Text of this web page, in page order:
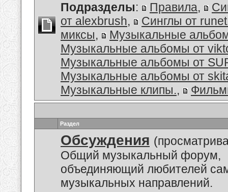
Подразделы: Правила,
от alexbrush,
Синглы от
миксы,
Музыкальные
Музыкальные альбомы от
Музыкальные альбомы от
Музыкальные альбомы от
Музыкальные клипы.,
Раздел
Обсуждения
Общий музыкальный форум,
объединяющий любителей
музыкальных направлений.